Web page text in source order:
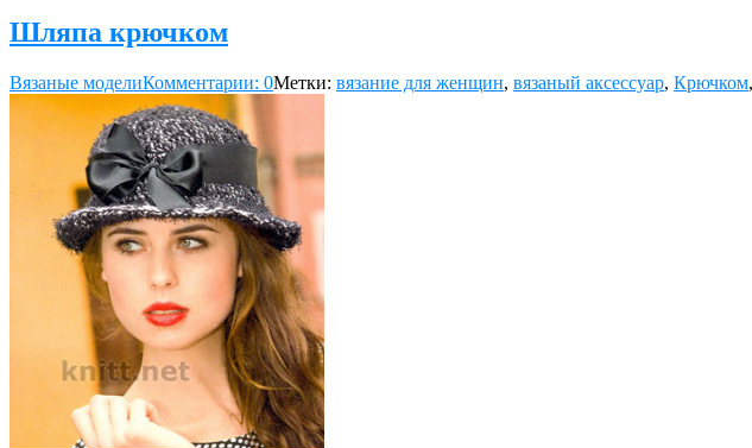
Шляпа крючком
Вязаные моделиКомментарии: 0Метки: вязание для женщин, вязаный аксессуар, Крючком,